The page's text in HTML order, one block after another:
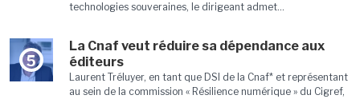
technologies souveraines, le dirigeant admet...
5
La Cnaf veut réduire sa dépendance aux
éditeurs
Laurent Tréluyer, en tant que DSI de la Cnaf* et représentant
au sein de la commission « Résilience numérique » du Cigref,